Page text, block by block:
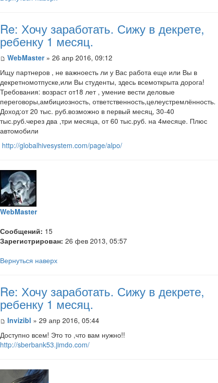
Re: Хочу заработать. Сижу в декрете,
ребенку 1 месяц.
WebMaster» 26 апр 2016, 09:12
Ищу партнеров , не важноесть ли у Вас работа еще или Вы в
декретномотпуске,или Вы студенты, здесь всемоткрыта дорога!
Требования: возраст от18 лет , умение вести деловые
переговоры,амбициозность, ответственность,целеустремлённость.
Доход:от 20 тыс. руб.возможно в первый месяц, 30-40
тыс.руб.через два ,три месяца, от 60 тыс.руб. на 4месяце. Плюс
автомобили
http://globalhivesystem.com/page/alpo/
WebMaster
Сообщений: 15
Зарегистрирован: 26 фев 2013, 05:57
Вернуться наверх
Re: Хочу заработать. Сижу в декрете,
ребенку 1 месяц.
Invizibl » 29 апр 2016, 05:44
Доступно всем! Это то ,что вам нужно!!
http://sberbank53.jimdo.com/